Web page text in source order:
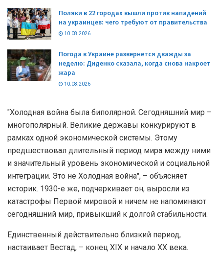
Поляки в 22 городах вышли против нападений
на украинцев: чего требуют от правительства
10.08.2026
Погода в Украине развернется дважды за
неделю: Диденко сказала, когда снова накроет
жара
10.08.2026
"Холодная война была биполярной. Сегодняшний мир –
многополярный. Великие державы конкурируют в
рамках одной экономической системы. Этому
предшествовал длительный период мира между ними
и значительный уровень экономической и социальной
интеграции. Это не Холодная война", – объясняет
историк. 1930-е же, подчеркивает он, выросли из
катастрофы Первой мировой и ничем не напоминают
сегодняшний мир, привыкший к долгой стабильности.
Единственный действительно близкий период,
настаивает Вестад, – конец XIX и начало XX века.